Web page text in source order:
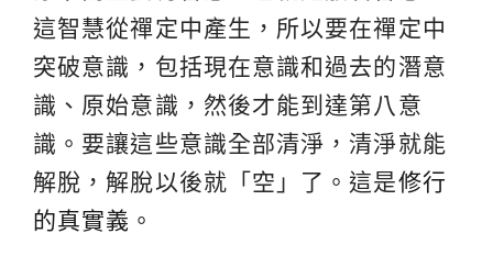
這智慧從禪定中產生，所以要在禪定中
突破意識，包括現在意識和過去的潛意
識、原始意識，然後才能到達第八意
識。要讓這些意識全部清淨，清淨就能
解脫，解脫以後就「空」了。這是修行
的真實義 。